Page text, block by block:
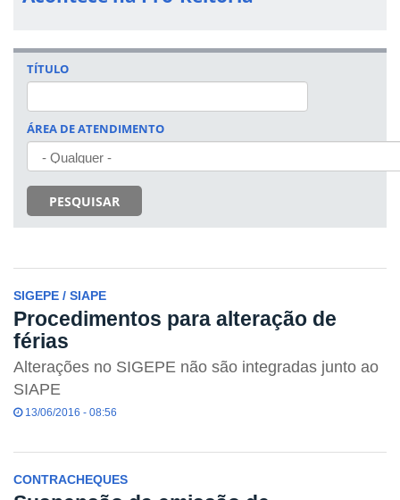
TÍTULO
ÁREA DE ATENDIMENTO
PESQUISAR
SIGEPE / SIAPE
Procedimentos para alteração de
férias
Alterações no SIGEPE não são integradas junto ao
SIAPE
13/06/2016 - 08:56
CONTRACHEQUES